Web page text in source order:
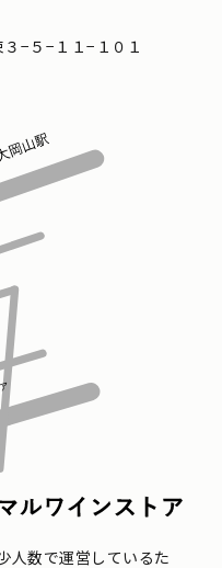
−５−１１−１０１
人数で運営しているた